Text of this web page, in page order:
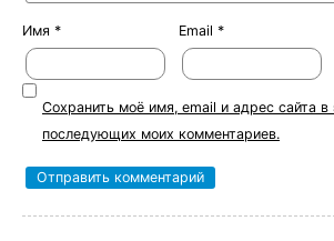
Имя * Email *
Сохранить моё имя, email и адрес сайта в
последующих моих комментариев.